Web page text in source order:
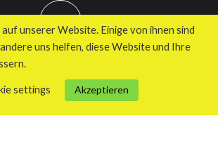
TOP
2026 Kuhnes MultiMedia Agentur
unserer Website. Einige von ihnen sind
uns helfen, diese Website und Ihre
settings Akzeptieren